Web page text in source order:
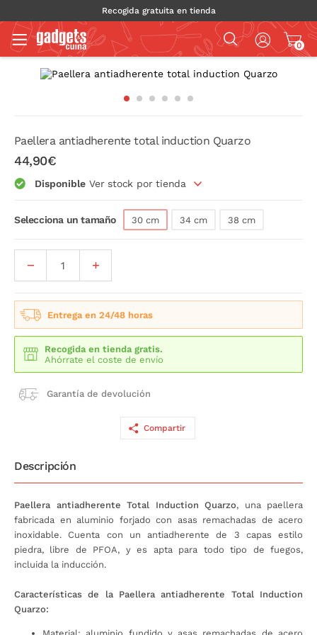
Recogida gratuita en tienda
0
Paellera antiadherente total induction Quarzo
44,90€
Disponible Ver stock por tienda
Selecciona un tamaño 30 cm 34 cm 38 cm
Entrega en 24/48 horas
Recogida en tienda gratis.
Ahórrate el coste de envío
Garantía de devolución
Compartir
Descripción
Paellera antiadherente Total Induction Quarzo, una paellera
fabricada en aluminio forjado con asas remachadas de acero
inoxidable. Cuenta con un antiadherente de 3 capas estilo
piedra, libre de PFOA, y es apta para todo tipo de fuegos,
incluida la inducción.
Características de la Paellera antiadherente Total Induction
Quarzo: